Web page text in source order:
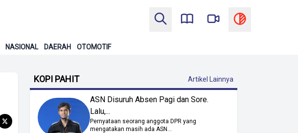
NASIONAL DAERAH OTOMOTIF
KOPI PAHIT Artikel Lainnya
ASN Disuruh Absen Pagi dan Sore.
Lalu,...
Pernyataan seorang anggota DPR yang
mengatakan masih ada ASN...